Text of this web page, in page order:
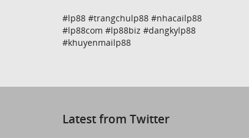
#lp88 #trangchulp88 #nhacailp88
#lp88com #lp88biz #dangkylp88
#khuyenmailp88
Latest from Twitter